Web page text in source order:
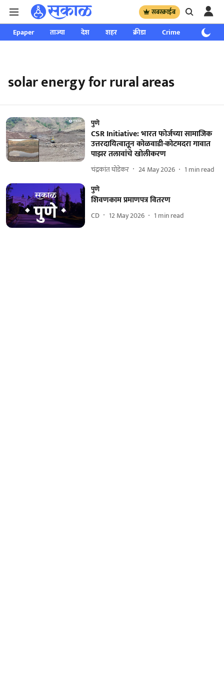
सबस्क्राईब
Epaper ताज्या देश शहर क्रीडा Crime साप्ताहिक
solar energy for rural areas
पुणे
CSR Initiative: भारत फोर्जच्या सामाजिक
उत्तरदायित्वातून कोळवाडी-कोटमदरा गावात
पाझर तलावांचे खोलीकरण
चंद्रकांत घोडेकर 24 May 2026 1 min read
पुणे
शिवणकाम प्रमाणपत्र वितरण
CD 12 May 2026 1 min read